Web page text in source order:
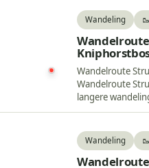
Wandeling
Wandelroute
Wandelroute
langere
Wandeling